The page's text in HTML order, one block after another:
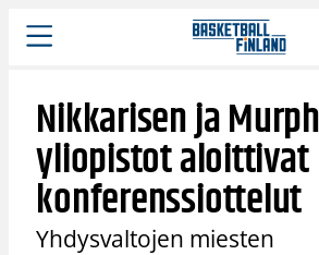
Siirry
sisältöön
Nikkarisen ja
yliopistot aloittivat
konferenssiottelut
Yhdysvaltojen miesten